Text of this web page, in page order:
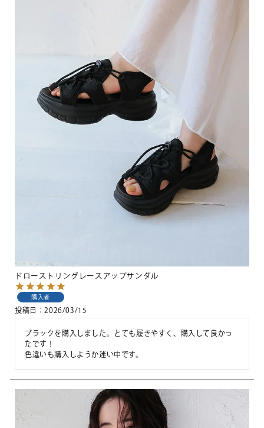
ドローストリングレースアップサンダル
購入者
投稿日 2026/03/15
ブラックを購入しました。とても履きやすく、購入して良かっ
たです！
色違いも購入しようか迷い中です。